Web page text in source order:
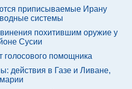
приписываемые Ирану
системы
похитившим оружие у
Сусии
голосового помощника
действия в Газе и Ливане,